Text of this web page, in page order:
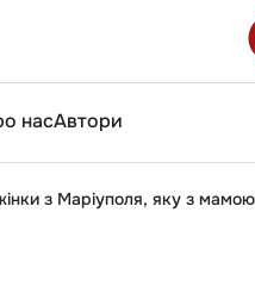
насАвтори
з Маріуполя, яку з